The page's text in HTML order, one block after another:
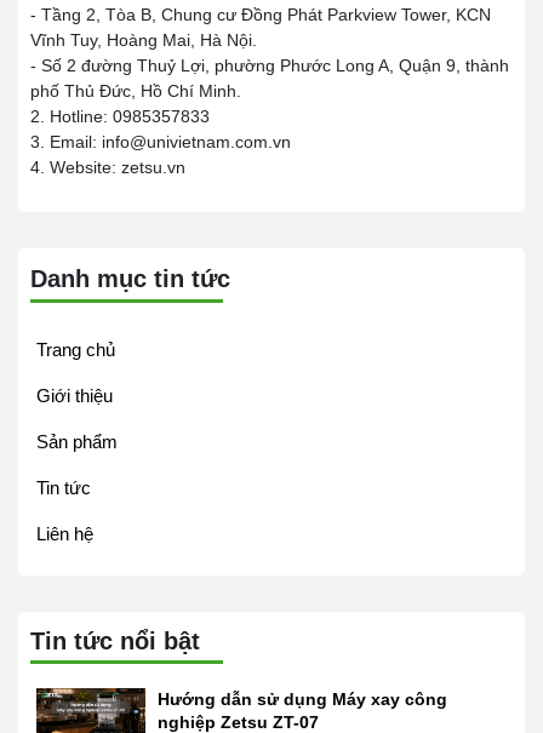
- Tầng 2, Tòa B, Chung cư Đồng Phát Parkview Tower, KCN
Vĩnh Tuy, Hoàng Mai, Hà Nội.
- Số 2 đường Thuỷ Lợi, phường Phước Long A, Quận 9, thành
phố Thủ Đức, Hồ Chí Minh.
2. Hotline: 0985357833
3. Email: info@univietnam.com.vn
4. Website: zetsu.vn
Danh mục tin tức
Trang chủ
Giới thiệu
Sản phẩm
Tin tức
Liên hệ
Tin tức nổi bật
Hướng dẫn sử dụng Máy xay công
nghiệp Zetsu ZT-07